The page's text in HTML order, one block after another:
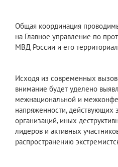
Общая координация
на Главное управление по
МВД России и его
Исходя из современных
внимание будет уделено
межнациональной и
напряженности, действующих
организаций, иных
лидеров и активных
распространению